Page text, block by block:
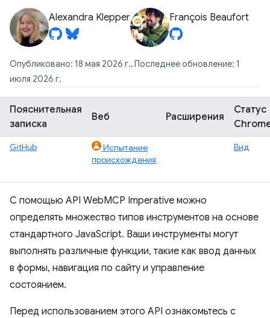
Alexandra Klepper François Beaufort
Опубликовано: 18 мая 2026 г., Последнее обновление: 1
июля 2026 г.
Пояснительная
записка
Веб Расширения
Статус
GitHub
Испытание
происхождения
Вид
С помощью API WebMCP Imperative можно
определять множество типов инструментов на основе
стандартного JavaScript. Ваши инструменты могут
выполнять различные функции, такие как ввод данных
в формы, навигация по сайту и управление
состоянием.
Перед использованием этого API ознакомьтесь с